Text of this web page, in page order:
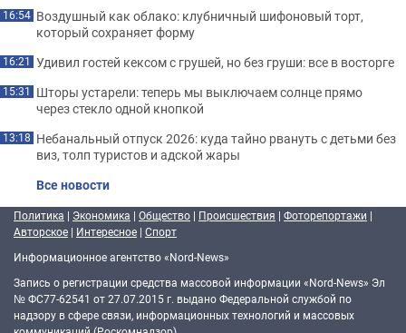
16:54 Воздушный как облако: клубничный шифоновый торт,
который сохраняет форму
16:21 Удивил гостей кексом с грушей, но без груши: все в восторге
15:31 Шторы устарели: теперь мы выключаем солнце прямо
через стекло одной кнопкой
13:18 Небанальный отпуск 2026: куда тайно рвануть с детьми без
виз, толп туристов и адской жары
Все новости
Политика | Экономика | Общество | Происшествия | Фоторепортажи |
Авторское | Интересное | Спорт
Информационное агентство «Nord-News»
Запись о регистрации средства массовой информации «Nord-News» Эл
№ ФС77-62541 от 27.07.2015 г. выдано Федеральной службой по
надзору в сфере связи, информационных технологий и массовых